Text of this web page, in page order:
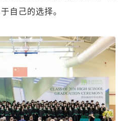
自己的选择。